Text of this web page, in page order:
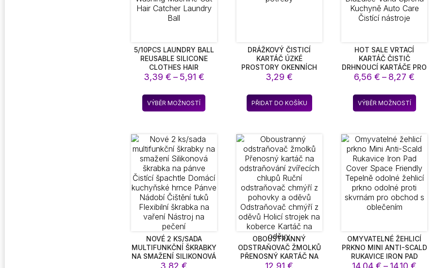
stránce
5/10PCS LAUNDRY BALL
REUSABLE SILICONE
CLOTHES HAIR
CLEANING DOG HAIR CAT
REMOVER WASHING
MACHINE CAT HAIR
CATCHER LAUNDRY BALL
3,39 € – 5,91 €Rozpětí
3,39 €
až
VÝBĚR MOŽNOSTÍ
Tento
produkt
variant.
Možnosti
lze
vybrat
na
stránce
produktu
DRÁŽKOVÝ ČISTICÍ
KARTÁČ ÚZKÉ
PROSTORY OKENNÍCH
ŠTĚRBIN NÁSTROJE
DŮM ČISTÍCÍ POTŘEBY
3,29€
PŘIDAT DO KOŠÍKU
HOT SALE VRTACÍ
KARTÁČ ČISTIČ
DRHNOUCÍ KARTÁČE PRO
KOUPELNOVÝ POVRCH
HMOTA DLAŽDICE VANA
SPRCHA KUCHYNĚ AUTO
CARE ČISTÍCÍ NÁSTROJE
6,56€ – 8,27€
6,56 €
až
VÝBĚR MOŽNOSTÍ
Tento
variant.
lze
vybrat
na
NOVÉ 2 KS/SADA
MULTIFUNKČNÍ ŠKRABKY
NA SMAŽENÍ SILIKONOVÁ
ŠKRABKA NA PÁNVE
OBOUSTRANNÝ
ODSTRAŇOVAČ ŽMOLKŮ
PŘENOSNÝ KARTÁČ NA
ODSTRAŇOVÁNÍ
OMYVATELNÉ ŽEHLICÍ
PRKNO MINI ANTI-SCALD
RUKAVICE IRON PAD
COVER SPACE FRIENDLY